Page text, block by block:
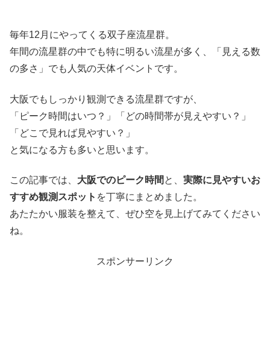
毎年12月にやってくる双子座流星群。
年間の流星群の中でも特に明るい流星が多く、「見える数
の多さ」でも人気の天体イベントです。
大阪でもしっかり観測できる流星群ですが、
「ピーク時間はいつ？」「どの時間帯が見えやすい？」
「どこで見れば見やすい？」
と気になる方も多いと思います。
この記事では、 大阪でのピーク時間 と、 実際に見やすいお
すすめ観測スポット を丁寧にまとめました。
あたたかい服装を整えて、ぜひ空を見上げてみてください
ね。
スポンサーリンク